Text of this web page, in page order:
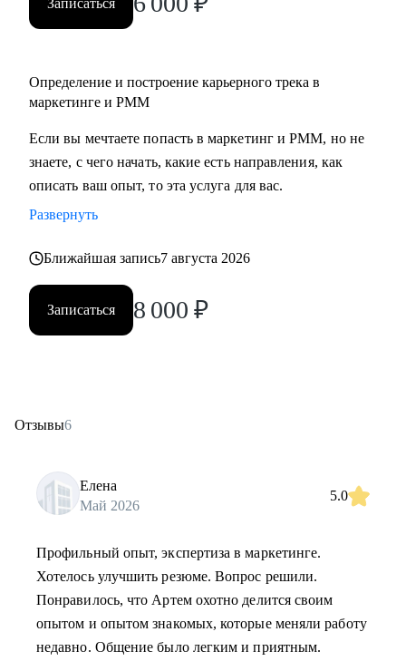
• Middle/senior специалистам в маркетинге и PMM для
• Всем, кто точно понимает, что хочет попасть в Digital-
маркетинг и PMM, но не знает, какие бывают направления,
с чего можно начать, в какую сторону двигаться.
Записаться
Определение и построение карьерного трека в
маркетинге и PMM
Если вы мечтаете попасть в маркетинг и PMM, но не
знаете, с чего начать, какие есть направления, как
описать ваш опыт, то эта услуга для вас.
Развернуть
Ближайшая запись7 августа 2026
Записаться 8 000 ₽
Отзывы6
Елена
Май 2026
5.0
Профильный опыт, экспертиза в маркетинге.
Хотелось улучшить резюме. Вопрос решили.
Понравилось, что Артем охотно делится своим
опытом и опытом знакомых, которые меняли работу
недавно. Общение было легким и приятным.